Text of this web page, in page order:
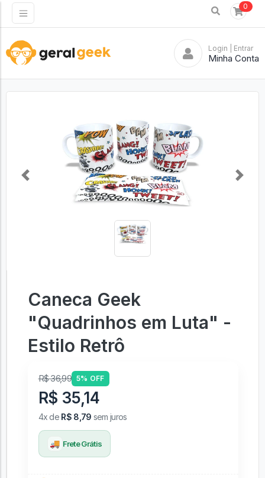
0
Login | Entrar
Minha Conta
Previous Next
Caneca Geek
"Quadrinhos em Luta" -
Estilo Retrô
R$ 36,99 5% OFF
R$ 35,14
4x de R$ 8,79 sem juros
🚚 Frete Grátis